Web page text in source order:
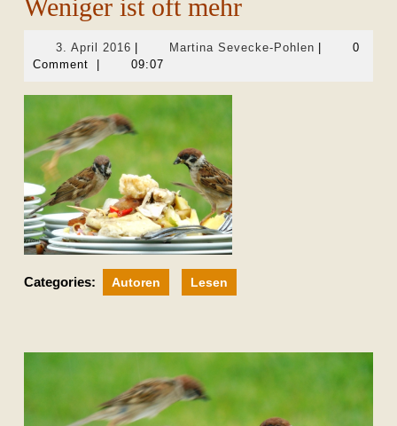
Weniger ist oft mehr
3. April 2016 3.
April
Martina Sevecke-PohlenMartina
0
Comment
09:07
Categories: Autoren Lesen